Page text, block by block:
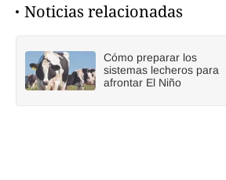
Noticias relacionadas
Cómo preparar los
sistemas lecheros para
afrontar El Niño